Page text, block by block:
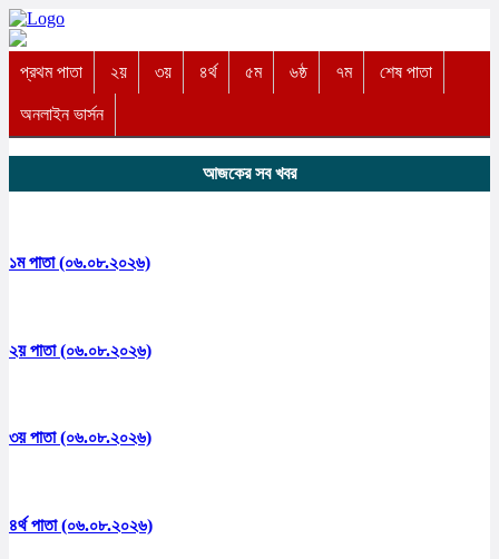
প্রথম পাতা ২য় ৩য় ৪র্থ ৫ম ৬ষ্ঠ ৭ম শেষ পাতা
অনলাইন ভার্সন
আজকের সব খবর
১ম পাতা (০৬.০৮.২০২৬)
২য় পাতা (০৬.০৮.২০২৬)
৩য় পাতা (০৬.০৮.২০২৬)
৪র্থ পাতা (০৬.০৮.২০২৬)